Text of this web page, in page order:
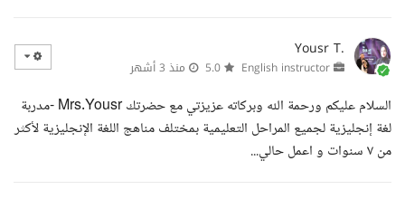
Yousr T.
منذ 3 أشهر
السلام عليكم ورحمة الله وبركاته عزيزتي مع حضرتك Mrs.Yousr -مدربة
لغة إنجليزية لجميع المراحل التعليمية بمختلف مناهج اللغة الإنجليزية لأكثر
من ٧ سنوات و اعمل حالي...